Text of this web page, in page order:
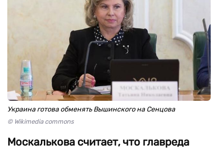
Украина готова обменять Вышинского на Сенцова
© Wikimedia commons
Москалькова считает, что главреда